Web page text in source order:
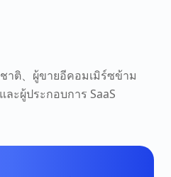
าติ、ผู้ขายอีคอมเมิร์ซข้าม
ะผู้ประกอบการ SaaS